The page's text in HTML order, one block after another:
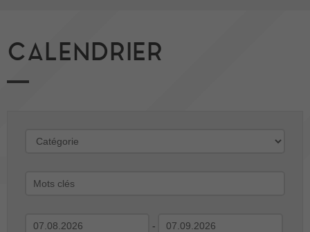
CALENDRIER
-